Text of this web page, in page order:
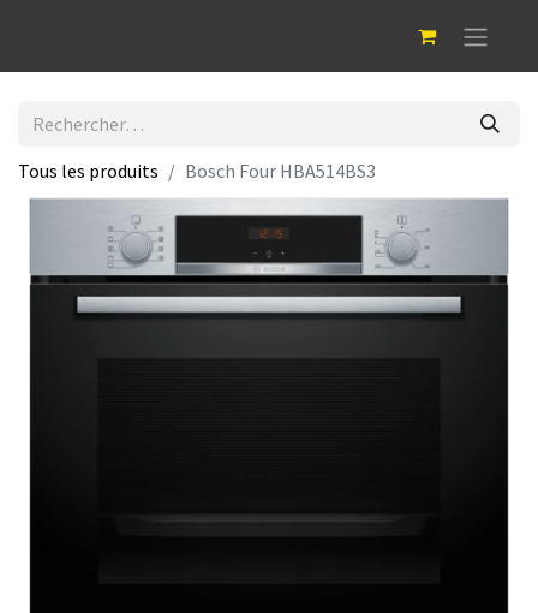
Tous les produits Bosch Four HBA514BS3